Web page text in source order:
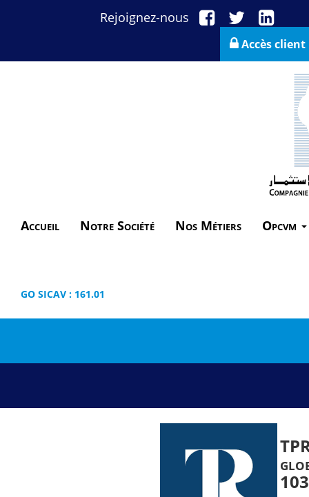
Rejoignez-nous
Accès client
Accueil Notre Société Nos Métiers Opcvm
GO SICAV : 161.01